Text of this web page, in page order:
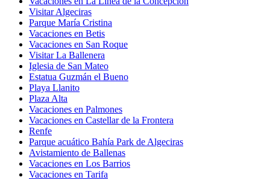
Visitar Algeciras
Parque María Cristina
Vacaciones en Betis
Vacaciones en San Roque
Visitar La Ballenera
Iglesia de San Mateo
Estatua Guzmán el Bueno
Playa Llanito
Plaza Alta
Vacaciones en Palmones
Vacaciones en Castellar de la Frontera
Renfe
Parque acuático Bahía Park de Algeciras
Avistamiento de Ballenas
Vacaciones en Los Barrios
Vacaciones en Tarifa